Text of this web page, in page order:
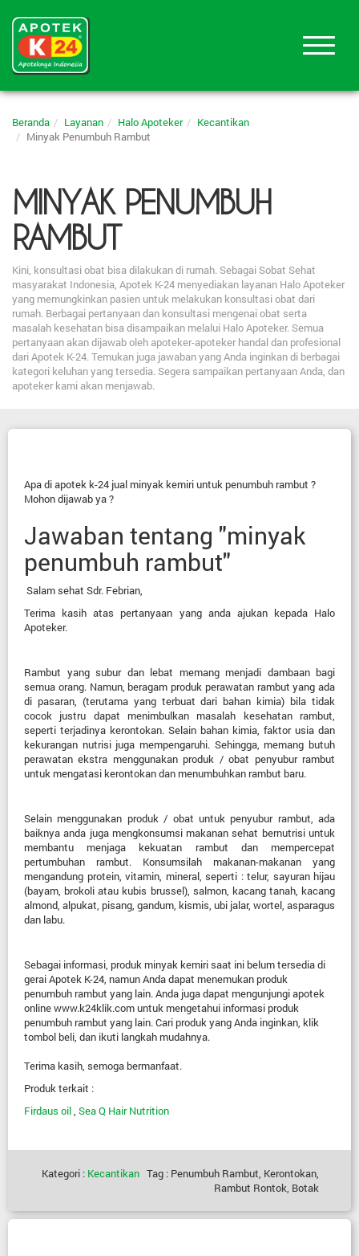
Beranda Layanan Halo Apoteker
Kecantikan
Minyak Penumbuh Rambut
MINYAK PENUMBUH
RAMBUT
Kini, konsultasi obat bisa dilakukan di rumah. Sebagai Sobat Sehat
masyarakat Indonesia, Apotek K-24 menyediakan layanan Halo Apoteker
yang memungkinkan pasien untuk melakukan konsultasi obat dari
rumah. Berbagai pertanyaan dan konsultasi mengenai obat serta
masalah kesehatan bisa disampaikan melalui Halo Apoteker. Semua
pertanyaan akan dijawab oleh apoteker-apoteker handal dan profesional
dari Apotek K-24. Temukan juga jawaban yang Anda inginkan di berbagai
kategori keluhan yang tersedia. Segera sampaikan pertanyaan Anda, dan
apoteker kami akan menjawab.
Apa di apotek k-24 jual minyak kemiri untuk penumbuh rambut ?
Mohon dijawab ya ?
Jawaban tentang "minyak
penumbuh rambut"
Salam sehat Sdr. Febrian,
Terima kasih atas pertanyaan yang anda ajukan kepada Halo
Apoteker.
Rambut yang subur dan lebat memang menjadi dambaan bagi
semua orang. Namun, beragam produk perawatan rambut yang ada
di pasaran, (terutama yang terbuat dari bahan kimia) bila tidak
cocok justru dapat menimbulkan masalah kesehatan rambut,
seperti terjadinya kerontokan. Selain bahan kimia, faktor usia dan
kekurangan nutrisi juga mempengaruhi. Sehingga, memang butuh
perawatan ekstra menggunakan produk / obat penyubur rambut
untuk mengatasi kerontokan dan menumbuhkan rambut baru.
Selain menggunakan produk / obat untuk penyubur rambut, ada
baiknya anda juga mengkonsumsi makanan sehat bernutrisi untuk
membantu menjaga kekuatan rambut dan mempercepat
pertumbuhan rambut. Konsumsilah makanan-makanan yang
mengandung protein, vitamin, mineral, seperti : telur, sayuran hijau
(bayam, brokoli atau kubis brussel), salmon, kacang tanah, kacang
almond, alpukat, pisang, gandum, kismis, ubi jalar, wortel, asparagus
dan labu.
Sebagai informasi, produk minyak kemiri saat ini belum tersedia di
gerai Apotek K-24, namun Anda dapat menemukan produk
penumbuh rambut yang lain. Anda juga dapat mengunjungi apotek
online www.k24klik.com untuk mengetahui informasi produk
penumbuh rambut yang lain. Cari produk yang Anda inginkan, klik
tombol beli, dan ikuti langkah mudahnya.
Terima kasih, semoga bermanfaat.
Produk terkait :
Firdaus oil, Sea Q Hair Nutrition
Kategori : Kecantikan Tag : Penumbuh Rambut, Kerontokan,
Rambut Rontok, Botak